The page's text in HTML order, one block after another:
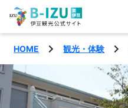
伊豆半島を知る
伊豆のみどころ
HOME 観光・体験